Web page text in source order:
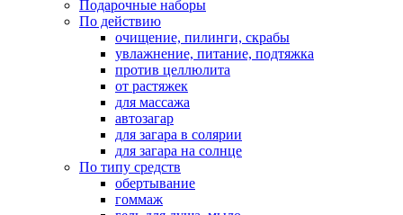
Подарочные наборы
По действию
очищение, пилинги, скрабы
увлажнение, питание, подтяжка
против целлюлита
от растяжек
для массажа
автозагар
для загара в солярии
для загара на солнце
По типу средств
обертывание
гоммаж